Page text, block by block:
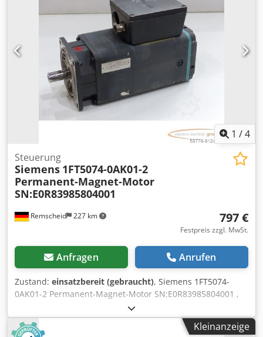
1 /4
Remscheid 227 km
Steuerung
Siemens 1FT5074-0AK01-2
Permanent-Magnet-Motor
SN:E0R83985804001
797 €
Festpreis zzgl. MwSt.
Anfragen Anrufen
Zustand: einsatzbereit (gebraucht), Siemens 1FT5074-
0AK01-2 Permanent-Magnet-Motor SN:E0R83985804001 ,
gebraucht, normale Gebrauchsspuren, 100%
funktionsfähig, Lieferumfang gem. Fotos Crodpei D Sx Sjfx
Ailof
Kleinanzeige